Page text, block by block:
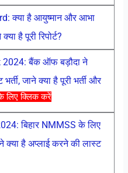
लिए क्लिक करें
क्या है आयुष्मान और आभा
है पूरी रिपोर्ट?
बैंक ऑफ बड़ौदा ने
भर्ती, जाने क्या है पूरी भर्ती और
बिहार NMMSS के लिए
है अप्लाई करने की लास्ट